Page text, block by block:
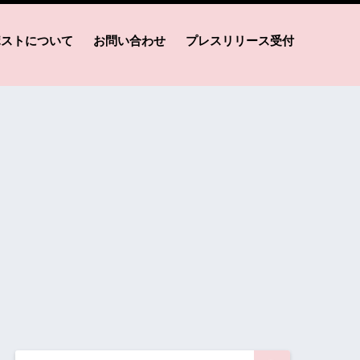
トについて お問い合わせ プレスリリース受付